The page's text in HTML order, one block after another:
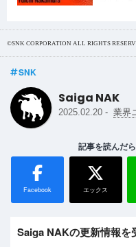
©SNK CORPORATION ALL RIGHTS
SNK
Saiga NAK
2025.02.20 - 業界
記事を読んだ
Facebook エックス
Saiga NAKの更新情報を